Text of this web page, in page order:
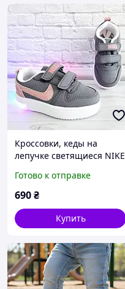
Кроссовки, кеды на
лепучке светящиеся NIKE
Готово к отправке
690₴
Купить